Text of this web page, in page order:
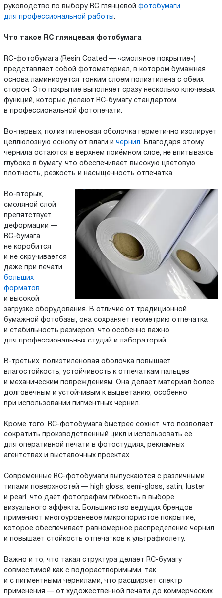
руководство по выбору RC глянцевой фотобумаги
для профессиональной работы.
Что такое RC глянцевая фотобумага
RC-фотобумага (Resin Coated — «смоляное покрытие»)
представляет собой фотоматериал, в котором бумажная
основа ламинируется тонким слоем полиэтилена с обеих
сторон. Это покрытие выполняет сразу несколько ключевых
функций, которые делают RC-бумагу стандартом
в профессиональной фотопечати.
Во-первых, полиэтиленовая оболочка герметично изолирует
целлюлозную основу от влаги и чернил. Благодаря этому
чернила остаются в верхнем приёмном слое, не впитываясь
глубоко в бумагу, что обеспечивает высокую цветовую
плотность, резкость и насыщенность отпечатка.
Во-вторых,
смоляной слой
препятствует
деформации —
RC-бумага
не коробится
и не скручивается
даже при печати
больших
форматов
и высокой
загрузке оборудования. В отличие от традиционной
бумажной фотобазы, она сохраняет геометрию отпечатка
и стабильность размеров, что особенно важно
для профессиональных студий и лабораторий.
В-третьих, полиэтиленовая оболочка повышает
влагостойкость, устойчивость к отпечаткам пальцев
и механическим повреждениям. Она делает материал более
долговечным и устойчивым к выцветанию, особенно
при использовании пигментных чернил.
Кроме того, RC-фотобумага быстрее сохнет, что позволяет
сократить производственный цикл и использовать её
для оперативной печати в фотостудиях, рекламных
агентствах и выставочных проектах.
Современные RC-фотобумаги выпускаются с различными
типами поверхностей — high gloss, semi-gloss, satin, luster
и pearl, что даёт фотографам гибкость в выборе
визуального эффекта. Большинство ведущих брендов
применяют многоуровневое микропористое покрытие,
которое обеспечивает равномерное распределение чернил
и повышает стойкость отпечатков к ультрафиолету.
Важно и то, что такая структура делает RC-бумагу
совместимой как с водорастворимыми, так
и с пигментными чернилами, что расширяет спектр
применения — от художественной печати до коммерческих